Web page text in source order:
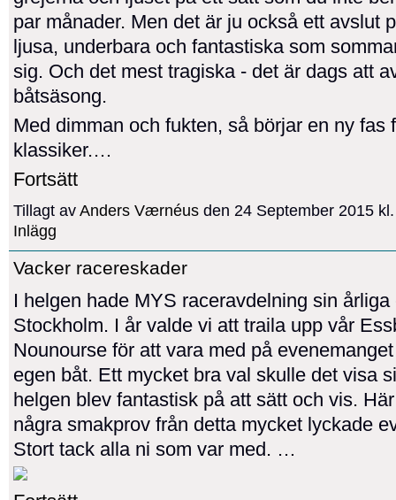
par månader. Men det är ju också ett avslut
ljusa, underbara och fantastiska som
sig. Och det mest tragiska - det är dags att
båtsäsong.
Med dimman och fukten, så börjar en ny fas
klassiker.…
Fortsätt
Tillagt av Anders Værnéus den 24 September 2015
Inlägg
Vacker racereskader
I helgen hade MYS raceravdelning sin årliga
Stockholm. I år valde vi att traila upp vår
Nounourse för att vara med på
egen båt. Ett mycket bra val skulle det visa
helgen blev fantastisk på att sätt och vis.
några smakprov från detta mycket lyckade
Stort tack alla ni som var med. …